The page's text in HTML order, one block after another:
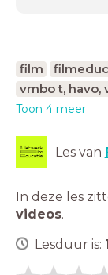
film
vmbo t, havo,
Toon 4 meer
Les van
In deze les
videos.
Lesduur is: